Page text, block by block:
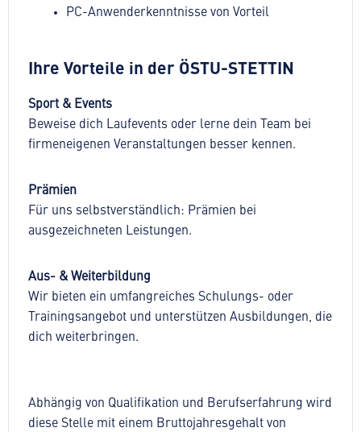
PC-Anwenderkenntnisse von Vorteil
Ihre Vorteile in der ÖSTU-STETTIN
Sport & Events
Beweise dich Laufevents oder lerne dein Team bei
firmeneigenen Veranstaltungen besser kennen.
Prämien
Für uns selbstverständlich: Prämien bei
ausgezeichneten Leistungen.
Aus- & Weiterbildung
Wir bieten ein umfangreiches Schulungs- oder
Trainingsangebot und unterstützen Ausbildungen, die
dich weiterbringen.
Abhängig von Qualifikation und Berufserfahrung wird
diese Stelle mit einem Bruttojahresgehalt von